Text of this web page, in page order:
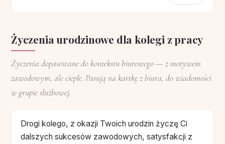
Życzenia urodzinowe dla kolegi z pracy
Życzenia dopasowane do kontekstu biurowego — z motywem
zawodowym, ale ciepłe. Pasują na kartkę z biura, do wiadomości
w grupie służbowej.
Drogi kolego, z okazji Twoich urodzin życzę Ci
dalszych sukcesów zawodowych, satysfakcji z